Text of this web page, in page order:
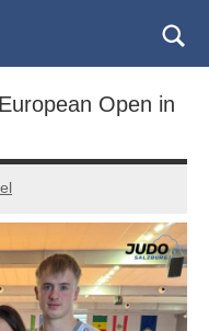
Open in